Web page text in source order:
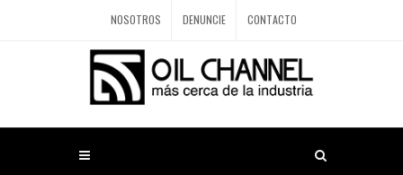
NOSOTROS DENUNCIE CONTACTO